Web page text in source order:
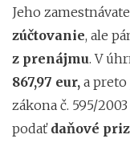
Jeho
zúčtovanie, ale
z prenájmu. V
867,97 eur, a preto
zákona č. 595/
podať daňové